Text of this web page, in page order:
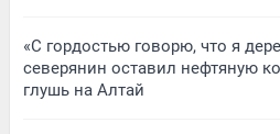
«С гордостью говорю, что я
северянин оставил нефтяную
глушь на Алтай